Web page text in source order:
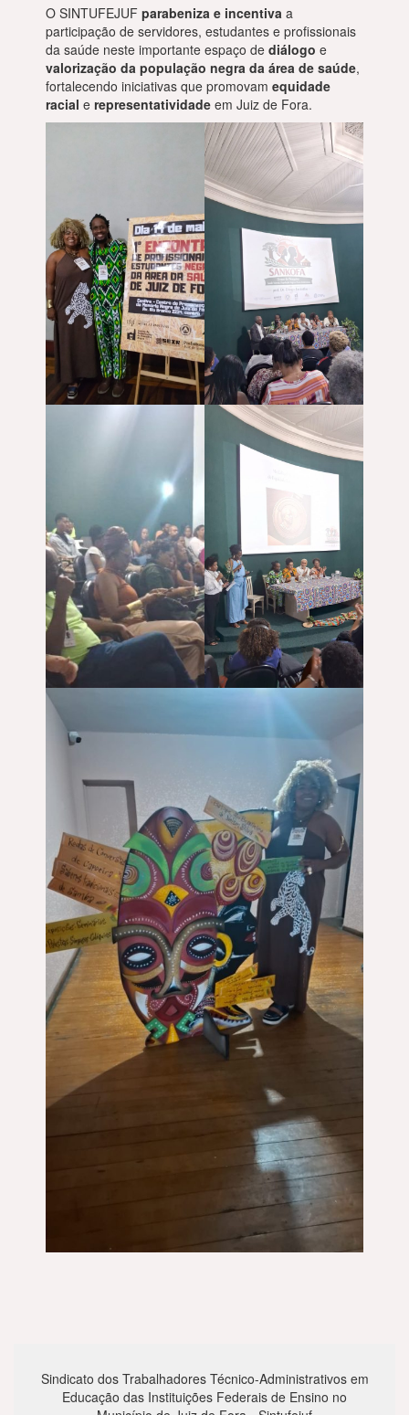
O SINTUFEJUF parabeniza e incentiva a
participação de servidores, estudantes e profissionais
da saúde neste importante espaço de diálogo e
valorização da população negra da área de saúde,
fortalecendo iniciativas que promovam equidade
racial e representatividade em Juiz de Fora.
Sindicato dos Trabalhadores Técnico-Administrativos em
Educação das Instituições Federais de Ensino no